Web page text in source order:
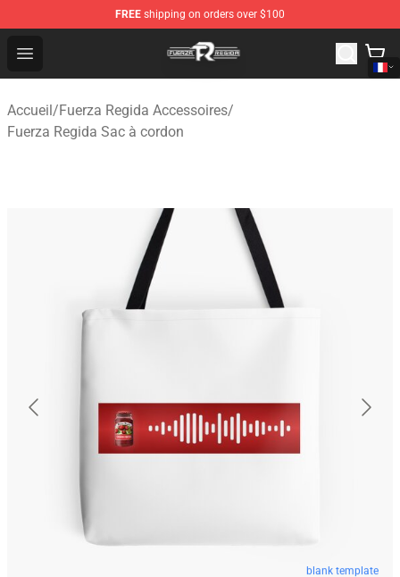
FREE shipping on orders over $100
Open menu
Fuerza Regida Shop - Official Fuerza Regida
Accueil/Fuerza Regida Accessoires/
Fuerza Regida Sac à cordon
blank template